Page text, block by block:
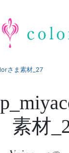
さま素材_27
素材